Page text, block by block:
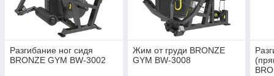
Разгибание ног сидя
BRONZE GYM BW-3002
Жим от груди BRONZE
GYM BW-3008